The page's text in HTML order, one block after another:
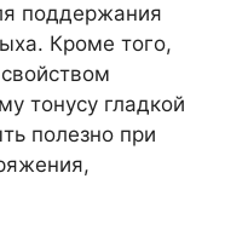
поддержания
Кроме того,
тонусу гладкой
полезно при